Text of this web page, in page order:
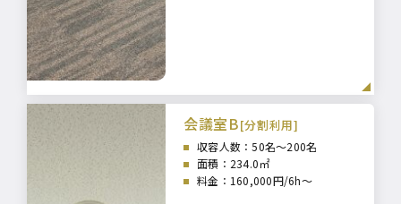
会議室B[分割利用]
収容人数：50名～200名
面積：234.0㎡
料金：160,000円/6h～